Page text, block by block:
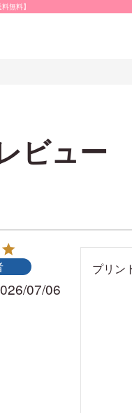
無料】
ビュー
07/06
プリン